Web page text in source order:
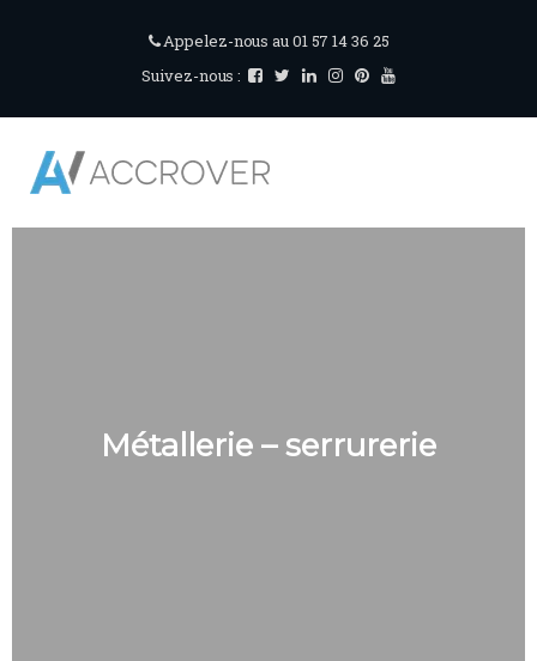
Appelez-nous au 01 57 14 36 25
Suivez-nous :
Métallerie – serrurerie